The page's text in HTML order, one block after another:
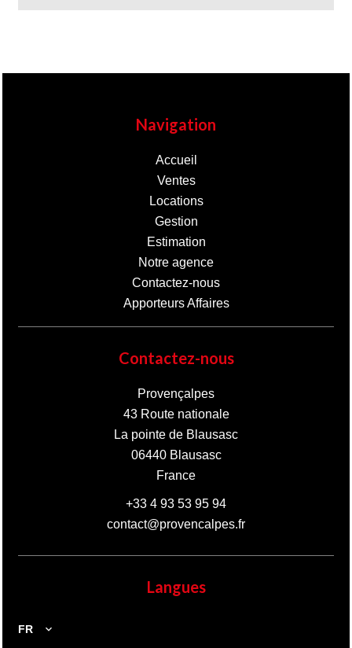
Navigation
Accueil
Ventes
Locations
Gestion
Estimation
Notre agence
Contactez-nous
Apporteurs Affaires
Contactez-nous
Provençalpes
43 Route nationale
La pointe de Blausasc
06440Blausasc
France
+33 4 93 53 95 94
contact@provencalpes.fr
Langues
FR